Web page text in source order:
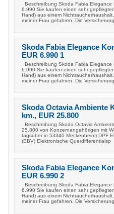
Beschreibung Skoda Fabia
6.990 Sie kaufen einen sehr
Hand) aus einem
meiner Frau gefahren. Die
Skoda Fabia Elegance
EUR 6.990 1
Beschreibung Skoda Fabia
6.990 Sie kaufen einen sehr
Hand) aus einem
meiner Frau gefahren. Die
Skoda Octavia Ambiente
km., EUR 25.800
Beschreibung Skoda Octavia
25.800 von Konzernangehörigen mit
tagsüber in 53340 Meckenheim) DPF
(EBV) Elektronische Querdifferentialsp
Skoda Fabia Elegance
EUR 6.990 2
Beschreibung Skoda Fabia
6.990 Sie kaufen einen sehr
Hand) aus einem
meiner Frau gefahren. Die